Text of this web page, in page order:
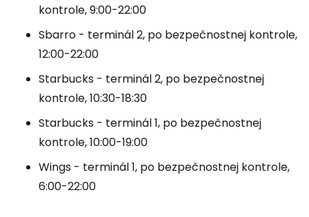
kontrole, 9:00-22:00
Sbarro - terminál 2, po bezpečnostnej kontrole,
12:00-22:00
Starbucks - terminál 2, po bezpečnostnej
kontrole, 10:30-18:30
Starbucks - terminál 1, po bezpečnostnej
kontrole, 10:00-19:00
Wings - terminál 1, po bezpečnostnej kontrole,
6:00-22:00